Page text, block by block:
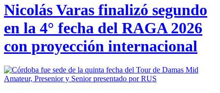
Nicolás Varas finalizó segundo
en la 4° fecha del RAGA 2026
con proyección internacional